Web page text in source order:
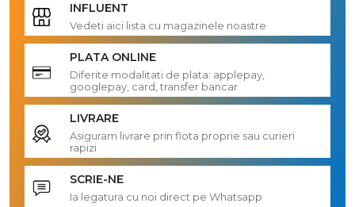
INFLUENT
Vedeti aici lista cu magazinele noastre
PLATA ONLINE
Diferite modalitati de plata: applepay,
googlepay, card, transfer bancar
LIVRARE
Asiguram livrare prin flota proprie sau curieri
rapizi
SCRIE-NE
Ia legatura cu noi direct pe Whatsapp